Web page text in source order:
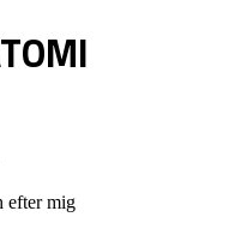
efter mig